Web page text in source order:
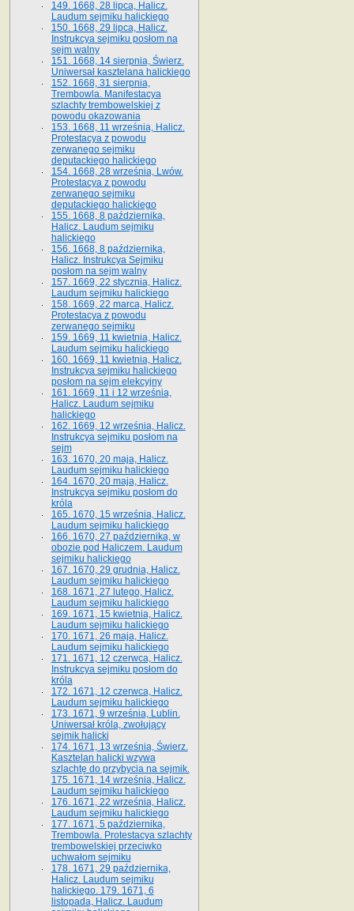
149. 1668, 28 lipca, Halicz.
Laudum sejmiku halickiego
150. 1668, 29 lipca, Halicz.
Instrukcya sejmiku posłom na
sejm walny
151. 1668, 14 sierpnia, Świerz.
Uniwersał kasztelana halickiego
152. 1668, 31 sierpnia,
Trembowla. Manifestacya
szlachty trembowelskiej z
powodu okazowania
153. 1668, 11 września, Halicz.
Protestacya z powodu
zerwanego sejmiku
deputackiego halickiego
154. 1668, 28 września, Lwów.
Protestacya z powodu
zerwanego sejmiku
deputackiego halickiego
155. 1668, 8 października,
Halicz. Laudum sejmiku
halickiego
156. 1668, 8 października,
Halicz. Instrukcya Sejmiku
posłom na sejm walny
157. 1669, 22 stycznia, Halicz.
Laudum sejmiku halickiego
158. 1669, 22 marca, Halicz.
Protestacya z powodu
zerwanego sejmiku
159. 1669, 11 kwietnia, Halicz.
Laudum sejmiku halickiego
160. 1669, 11 kwietnia, Halicz.
Instrukcya sejmiku halickiego
posłom na sejm elekcyjny
161. 1669, 11 i 12 września,
Halicz. Laudum sejmiku
halickiego
162. 1669, 12 września, Halicz.
Instrukcya sejmiku posłom na
sejm
163. 1670, 20 maja, Halicz.
Laudum sejmiku halickiego
164. 1670, 20 maja, Halicz.
Instrukcya sejmiku posłom do
króla
165. 1670, 15 września, Halicz.
Laudum sejmiku halickiego
166. 1670, 27 października, w
obozie pod Haliczem. Laudum
sejmiku halickiego
167. 1670, 29 grudnia, Halicz.
Laudum sejmiku halickiego
168. 1671, 27 lutego, Halicz.
Laudum sejmiku halickiego
169. 1671, 15 kwietnia, Halicz.
Laudum sejmiku halickiego
170. 1671, 26 maja, Halicz.
Laudum sejmiku halickiego
171. 1671, 12 czerwca, Halicz.
Instrukcya sejmiku posłom do
króla
172. 1671, 12 czerwca, Halicz.
Laudum sejmiku halickiego
173. 1671, 9 września, Lublin.
Uniwersał króla, zwołujący
sejmik halicki
174. 1671, 13 września, Świerz.
Kasztelan halicki wzywa
szlachtę do przybycia na sejmik.
175. 1671, 14 września, Halicz.
Laudum sejmiku halickiego
176. 1671, 22 września, Halicz.
Laudum sejmiku halickiego
177. 1671, 5 października,
Trembowla. Protestacya szlachty
trembowelskiej przeciwko
uchwałom sejmiku
178. 1671, 29 października,
Halicz. Laudum sejmiku
halickiego. 179. 1671, 6
listopada, Halicz. Laudum